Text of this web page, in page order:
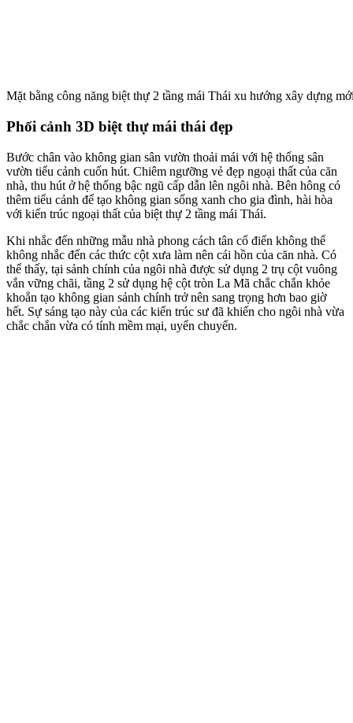
Mặt bằng công năng biệt thự 2 tầng mái Thái xu hướng xây dựng
Phối cảnh 3D biệt thự mái thái đẹp
Bước chân vào không gian sân vườn thoải mái với hệ thống sân
vườn tiểu cảnh cuốn hút. Chiêm ngưỡng vẻ đẹp ngoại thất của căn
nhà, thu hút ở hệ thống bậc ngũ cấp dẫn lên ngôi nhà. Bên hông có
thêm tiểu cảnh để tạo không gian sống xanh cho gia đình, hài hòa
với kiến trúc ngoại thất của biệt thự 2 tầng mái Thái.
Khi nhắc đến những mẫu nhà phong cách tân cổ điển không thể
không nhắc đến các thức cột xưa làm nên cái hồn của căn nhà. Có
thể thấy, tại sảnh chính của ngôi nhà được sử dụng 2 trụ cột vuông
vắn vững chãi, tầng 2 sử dụng hệ cột tròn La Mã chắc chắn khỏe
khoắn tạo không gian sảnh chính trở nên sang trọng hơn bao giờ
hết. Sự sáng tạo này của các kiến trúc sư đã khiến cho ngôi nhà vừa
chắc chắn vừa có tính mềm mại, uyển chuyển.